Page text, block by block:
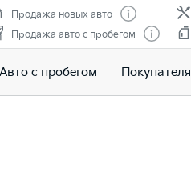
Продажа новых авто
Продажа авто с пробегом
Авто с пробегом